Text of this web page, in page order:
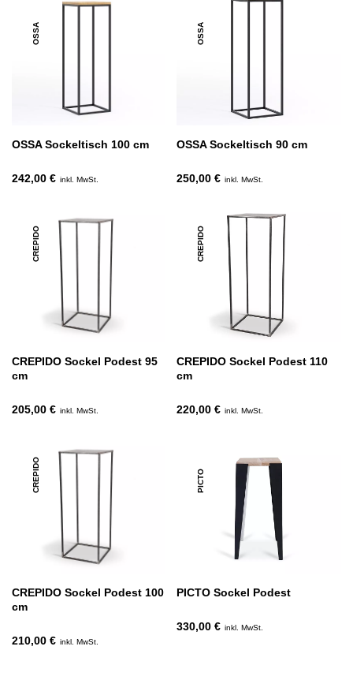
OSSA
OSSA Sockeltisch 100 cm
242,00 € inkl. MwSt.
OSSA
OSSA Sockeltisch 90 cm
250,00 € inkl. MwSt.
CREPIDO
CREPIDO Sockel Podest 95
cm
205,00 € inkl. MwSt.
CREPIDO
CREPIDO Sockel Podest 110
cm
220,00 € inkl. MwSt.
CREPIDO
CREPIDO Sockel Podest 100
cm
210,00 € inkl. MwSt.
PICTO
PICTO Sockel Podest
330,00 € inkl. MwSt.